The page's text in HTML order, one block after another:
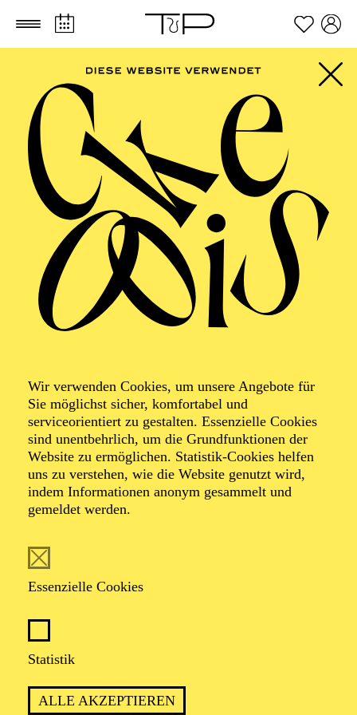
Zum Hauptinhalt springen Zum Footer springen
Wir verwenden Cookies, um unsere Angebote für
Sie möglichst sicher, komfortabel und
serviceorientiert zu gestalten. Essenzielle Cookies
sind unentbehrlich, um die Grundfunktionen der
Website zu ermöglichen. Statistik-Cookies helfen
uns zu verstehen, wie die Website genutzt wird,
indem Informationen anonym gesammelt und
gemeldet werden.
Essenzielle Cookies
Statistik
ALLE AKZEPTIEREN
Gabriele
Rupprecht
Die gebürtige Bremerin ist nach ihrer Assistenzzeit in
freischaffende Kostümbildnerin tätig. Sie arbeitete u. a.
in Österreich beim Steirischen Herbst in Graz und am
Landestheater Linz, am Landestheater Salzburg und der
Staatsoper Budapest, in der Schweiz am Theater Basel,
dem Stadttheater Bern, sowie dem Luzerner Theater. In